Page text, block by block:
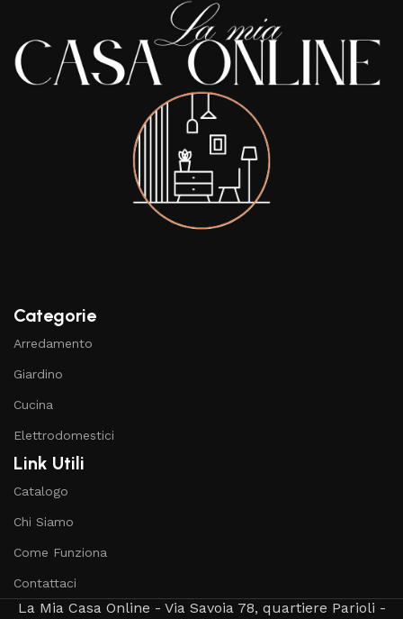
Categorie
Arredamento
Giardino
Cucina
Elettrodomestici
Link Utili
Catalogo
Chi Siamo
Come Funziona
Contattaci
La Mia Casa Online - Via Savoia 78, quartiere Parioli -